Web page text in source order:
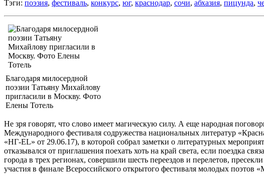
Тэги: поэзия, фестиваль, конкурс, юг, краснодар, сочи, абхазия, пицунда,
Благодаря милосердной
поэзии Татьяну Михайлову
пригласили в Москву. Фото
Елены Тотель
Не зря говорят, что слово имеет магическую силу. А еще народная
Международного фестиваля содружества национальных литератур
«НГ-EL» от 29.06.17), в которой собрал заметки о литературных
отказывался от приглашения поехать хоть на край света, если поездка
города в трех регионах, совершили шесть переездов и перелетов,
участия в финале Всероссийского открытого фестиваля молодых